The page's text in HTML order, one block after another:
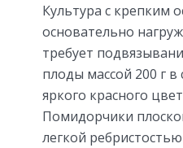
Культура с крепким
основательно
требует
плоды массой 200 г в
яркого красного
Помидорчики
легкой